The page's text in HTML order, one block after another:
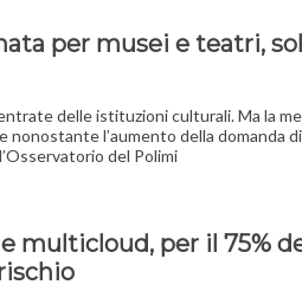
per musei e teatri,
delle istituzioni culturali. Ma la
nonostante l’aumento della domanda
del Polimi
multicloud, per il 75%